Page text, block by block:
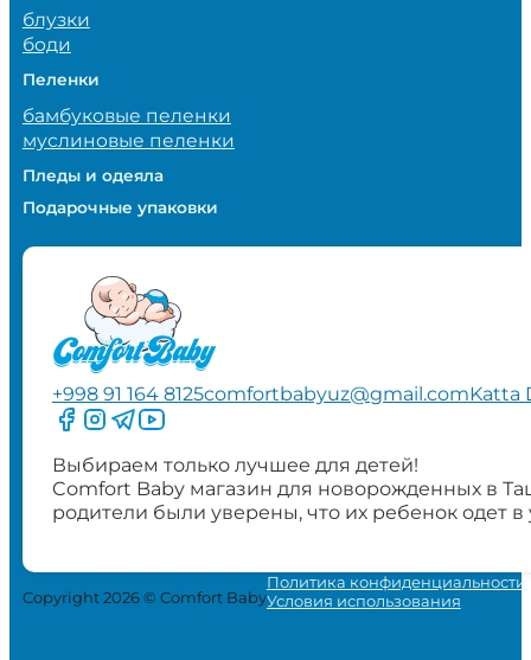
блузки
боди
Пеленки
бамбуковые пеленки
муслиновые пеленки
Пледы и одеяла
Подарочные упаковки
+998 91 164 8125comfortbabyuz@gmail.comKatta
Следите за нами на Facebook
Следите за нами в Instagram
Следите за нами в Telegram
Следите за нами в YouTube
Выбираем только лучшее для детей!
Comfort Baby магазин для новорожденных в
родители были уверены, что их ребенок одет
Copyright 2026 © Comfort Baby
Политика конфиденциальности
Условия использования